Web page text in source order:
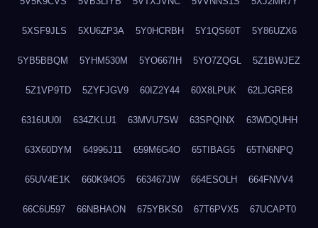
5XSF9JLS 5XU6ZP3A 5Y0HCRBH 5Y1QS60T 5Y86UZX6
5YB5BBQM 5YHM530M 5YO667IH 5YO7ZQGL 5Z1BWJEZ
5Z1VP9TD 5ZYFJGV9 60IZ2Y44 60X8LPUK 62LJGRE8
6316UU0I 634ZKLU1 63MVU7SW 63SPQINX 63WDQUHH
63X60DYM 64996J11 659M6G4O 65TIBAG5 65TN6NPQ
65UV4E1K 660K94O5 663467JW 664ESOLH 664FNVV4
66C6U597 66NBHAON 675YBKS0 67T6PVX5 67UCAPT0